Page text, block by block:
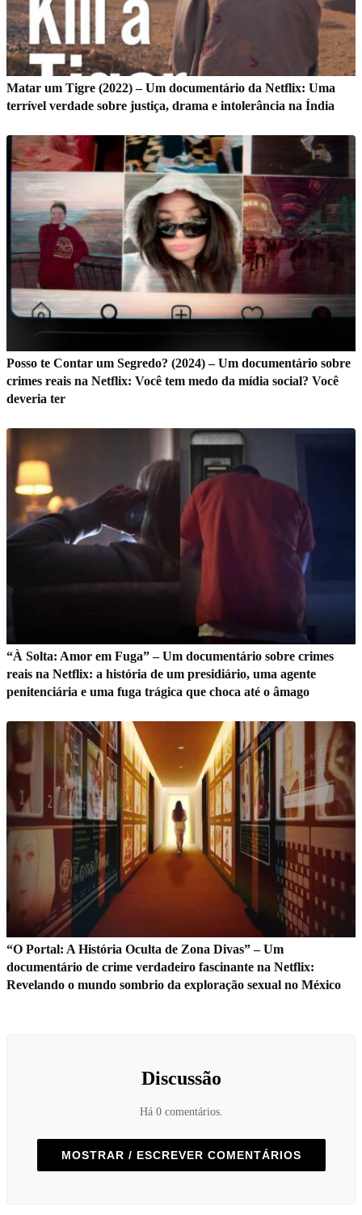
Matar um Tigre (2022) – Um documentário da Netflix: Uma
terrível verdade sobre justiça, drama e intolerância na Índia
Posso te Contar um Segredo? (2024) – Um documentário sobre
crimes reais na Netflix: Você tem medo da mídia social? Você
deveria ter
“À Solta: Amor em Fuga” – Um documentário sobre crimes
reais na Netflix: a história de um presidiário, uma agente
penitenciária e uma fuga trágica que choca até o âmago
“O Portal: A História Oculta de Zona Divas” – Um
documentário de crime verdadeiro fascinante na Netflix:
Revelando o mundo sombrio da exploração sexual no México
Discussão
Há 0 comentários.
MOSTRAR / ESCREVER COMENTÁRIOS